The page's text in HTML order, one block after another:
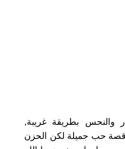
والنحس بطريقة غريبة,
قصة حب جميلة لكن الحزن